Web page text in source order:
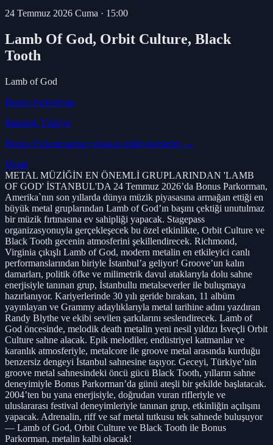
24 Temmuz 2026 Cuma · 15:00
Lamb Of God, Orbit Culture, Black
Tooth
Lamb of God
Bonus Parkorman
İstanbul, Türkiye
Bonus Parkorman'da yaklaşan diğer konserler →
Metal
METAL MÜZİĞİN EN ÖNEMLİ GRUPLARINDAN 'LAMB
OF GOD' İSTANBUL'DA 24 Temmuz 2026’da Bonus Parkorman,
Amerika`nın son yıllarda dünya müzik piyasasına armağan ettiği en
büyük metal gruplarından Lamb of God’ın başını çektiği unutulmaz
bir müzik fırtınasına ev sahipliği yapacak. Stagepass
organizasyonuyla gerçekleşecek bu özel etkinlikte, Orbit Culture ve
Black Tooth gecenin atmosferini şekillendirecek. Richmond,
Virginia çıkışlı Lamb of God, modern metalin en etkileyici canlı
performanslarından biriyle İstanbul’a geliyor! Groove’un kalın
damarları, politik öfke ve milimetrik davul ataklarıyla dolu sahne
enerjisiyle tanınan grup, İstanbullu metalseverler ile buluşmaya
hazırlanıyor. Kariyerlerinde 30 yılı geride bırakan, 11 albüm
yayınlayan ve Grammy adaylıklarıyla metal tarihine adını yazdıran
Randy Blythe ve ekibi sevilen şarkılarını seslendirecek. Lamb of
God öncesinde, melodik death metalin yeni nesil yıldızı İsveçli Orbit
Culture sahne alacak. Epik melodiler, endüstriyel katmanlar ve
karanlık atmosferiyle, metalcore ile groove metal arasında kurduğu
benzersiz dengeyi İstanbul sahnesine taşıyor. Geceyi, Türkiye’nin
groove metal sahnesindeki öncü gücü Black Tooth, yılların sahne
deneyimiyle Bonus Parkorman’da günü ateşli bir şekilde başlatacak.
2004’ten bu yana enerjisiyle, doğrudan vuran rifleriyle ve
uluslararası festival deneyimleriyle tanınan grup, etkinliğin açılışını
yapacak. Adrenalin, riff ve saf metal tutkusu tek sahnede buluşuyor
— Lamb of God, Orbit Culture ve Black Tooth ile Bonus
Parkorman, metalin kalbi olacak!